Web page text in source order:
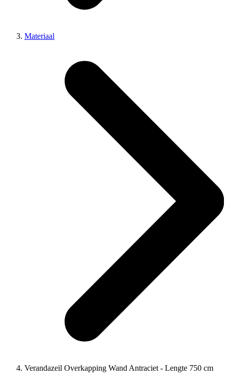
Materiaal
Verandazeil Overkapping Wand Antraciet - Lengte 750 cm